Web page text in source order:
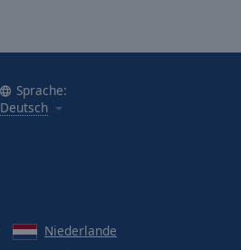
Sprache:
Deutsch
Niederlande